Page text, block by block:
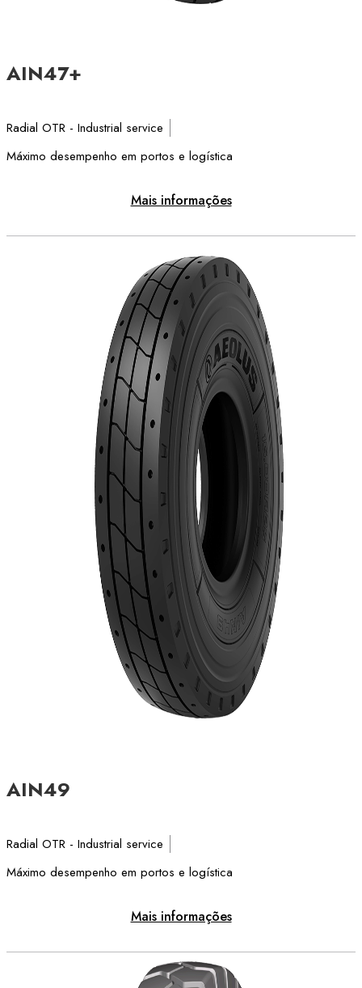
AIN47+
Radial OTR - Industrial service
Máximo desempenho em portos e logística
Mais informações
AIN49
Radial OTR - Industrial service
Máximo desempenho em portos e logística
Mais informações